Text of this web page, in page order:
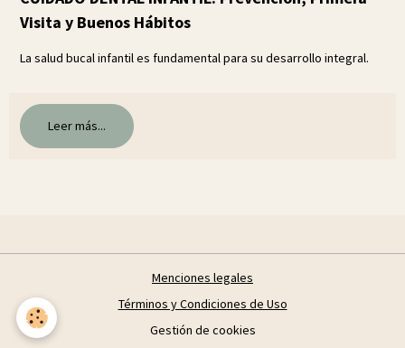
Visita y Buenos Hábitos
La salud bucal infantil es fundamental para su desarrollo integral.
Leer más...
Menciones legales
Términos y Condiciones de Uso
Gestión de cookies